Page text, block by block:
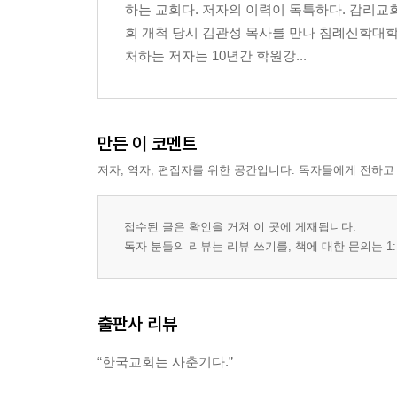
하는 교회다. 저자의 이력이 독특하다. 감리
회 개척 당시 김관성 목사를 만나 침례신학대
처하는 저자는 10년간 학원강...
만든 이 코멘트
저자, 역자, 편집자를 위한 공간입니다. 독자들에게 전하
접수된 글은 확인을 거쳐 이 곳에 게재됩니다.
독자 분들의 리뷰는 리뷰 쓰기를, 책에 대한 문의는
출판사 리뷰
“한국교회는 사춘기다.”